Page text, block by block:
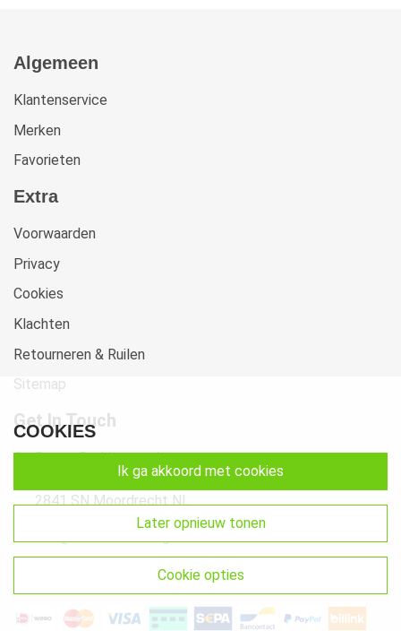
Algemeen
Klantenservice
Merken
Favorieten
Extra
Voorwaarden
Privacy
Cookies
Klachten
Retourneren & Ruilen
Sitemap
Get In Touch
Beste-Beddengoed.com
Watermunt 10
2841 SN Moordrecht NL
info@beste-beddengoed.com
COOKIES
ik ga akkoord met cookies
later opnieuw tonen
cookie opties